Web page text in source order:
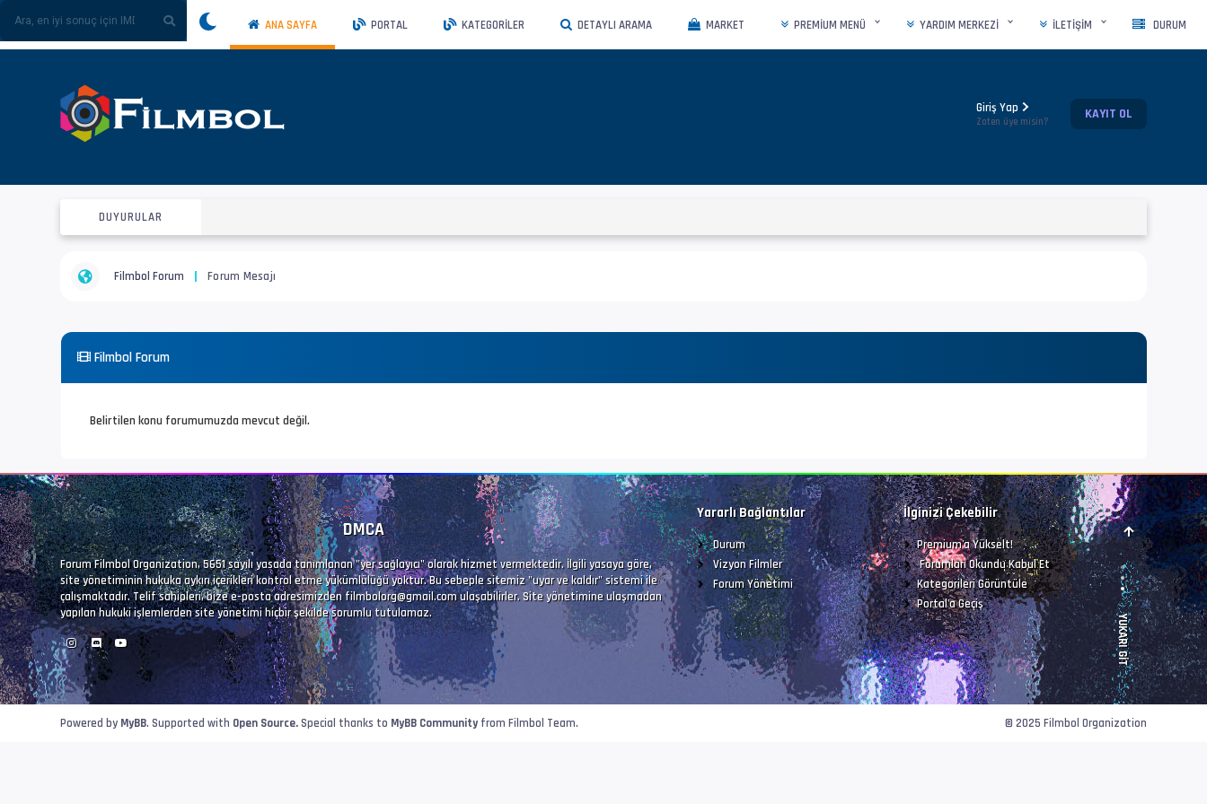
ANA SAYFA PORTAL KATEGORILER DETAYLI ARAMA MARKET PREMIUM MENÜ YARDIM MERKEZI İLETIŞIM DURUM
Giriş Yap
Zaten üye misin? KAYIT OL
DUYURULAR
Filmbol Forum Forum Mesajı
Filmbol Forum
Belirtilen konu forumumuzda mevcut değil.
DMCA
Forum Filmbol Organization, 5651 sayılı yasada tanımlanan "yer sağlayıcı" olarak hizmet vermektedir. İlgili yasaya göre,
site yönetiminin hukuka aykırı içerikleri kontrol etme yükümlülüğü yoktur. Bu sebeple sitemiz "uyar ve kaldır" sistemi ile
çalışmaktadır. Telif sahipleri, bize e-posta adresimizdenfilmbolorg@gmail.comulaşabilirler. Site yönetimine ulaşmadan
yapılan hukuki işlemlerden site yönetimi hiçbir şekilde sorumlu tutulamaz.
Yararlı Bağlantılar
Durum
Vizyon Filmler
Forum Yönetimi
İlginizi Çekebilir
Premium'a Yükselt!
Forumları Okundu Kabul Et
Kategorileri Görüntüle
Portal'a Geçiş
YUKARI GIT
Powered by MyBB. Supported with Open Source.Special thanks to MyBB Community from Filmbol Team. © 2025 Filmbol Organization